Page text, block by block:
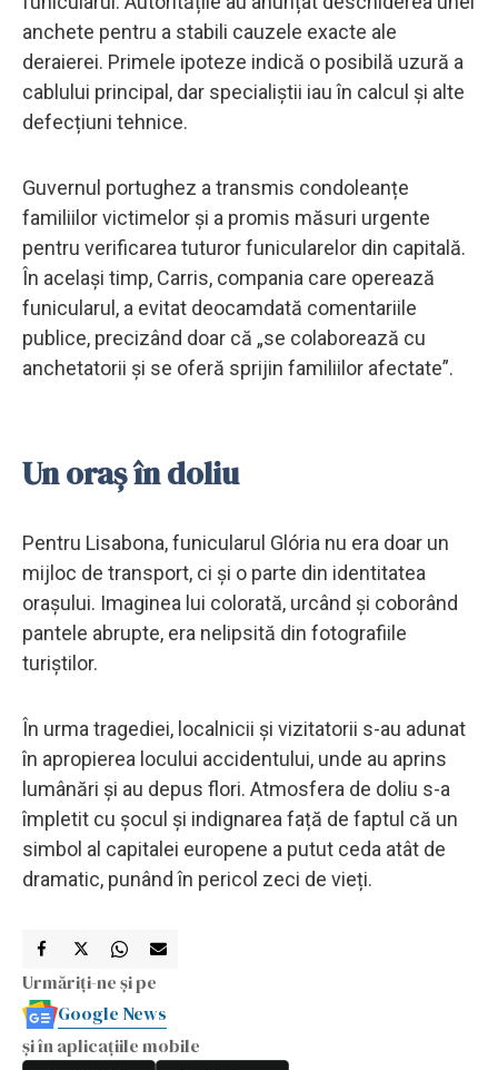
anchete pentru a stabili cauzele exacte ale
deraierei. Primele ipoteze indică o posibilă uzură a
cablului principal, dar specialiștii iau în calcul și alte
defecțiuni tehnice.
Guvernul portughez a transmis condoleanțe
familiilor victimelor și a promis măsuri urgente
pentru verificarea tuturor funicularelor din capitală.
În același timp, Carris, compania care operează
funicularul, a evitat deocamdată comentariile
publice, precizând doar că „se colaborează cu
anchetatorii și se oferă sprijin familiilor afectate”.
Un oraș în doliu
Pentru Lisabona, funicularul Glória nu era doar un
mijloc de transport, ci și o parte din identitatea
orașului. Imaginea lui colorată, urcând și coborând
pantele abrupte, era nelipsită din fotografiile
turiștilor.
În urma tragediei, localnicii și vizitatorii s-au adunat
în apropierea locului accidentului, unde au aprins
lumânări și au depus flori. Atmosfera de doliu s-a
împletit cu șocul și indignarea față de faptul că un
simbol al capitalei europene a putut ceda atât de
dramatic, punând în pericol zeci de vieți.
Urmăriți-ne și pe
Google News
și în aplicațiile mobile